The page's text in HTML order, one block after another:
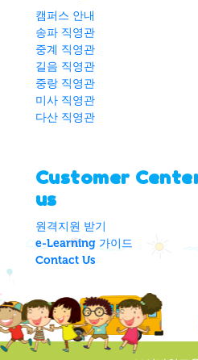
캠퍼스 안내
송파 직영관
중계 직영관
길음 직영관
중랑 직영관
미사 직영관
다산 직영관
Customer
us
원격지원 받기
e-Learning 가이드
Contact Us